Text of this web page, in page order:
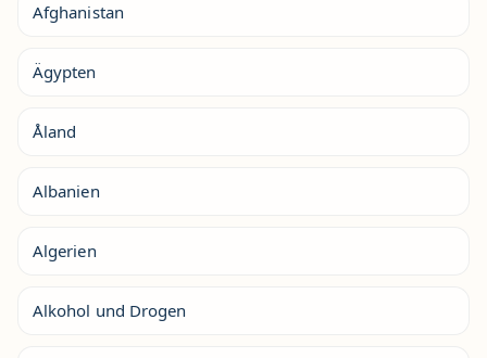
Afghanistan
Ägypten
Åland
Albanien
Algerien
Alkohol und Drogen